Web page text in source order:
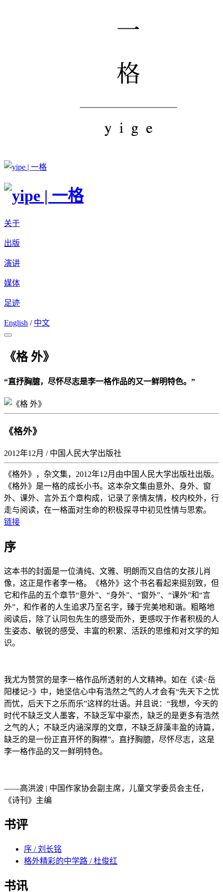
关于
出版
演讲
媒体
足迹
English / 中文
《格 外》
“直抒胸臆，尽怀尽志是李一格作品的又一鲜明特色。”
《格外》
2012年12月 / 中国人民大学出版社
《格外》，杂文集，2012年12月由中国人民大学出版社出版。
《格外》是一格的成长小书。这本杂文集由意外、身外、窗
外、课外、言外五个章构成，记录了亲情友情，校内校外，行
走与阅读，在一格面对生命的积极探寻中初见性情与思索。
链接
序
这本书的封面是一位清纯、文雅、明朗而又自信的女孩儿肖
像，这正是作者李一格。《格外》这个书名看起来挺别致，但
它和作品的五个章节“意外”、“身外”、“窗外”、“课外”和“言
外”，和作者的人生追求乃至名字，臻于完美地和谐。粗略地
阅读后，除了认同包先生的感受而外，更感叹于作者积极的人
生姿态、敏锐的感受、丰富的积累、活跃的思维和对文学的知
识。
我尤为赞赏的是李一格作品所透射的人文精神。如在《读<岳
阳楼记>》中，她坚信心中有浩然之气的人才会有“先天下之忧
而忧，后天下之乐而乐”这样的壮语。并且说：“我想，今天的
时代不缺乏文人墨客，不缺乏军中豪杰，缺乏的是更多有浩然
之气的人；不缺乏内涵深厚的文章，不缺乏辞藻丰盈的诗篇，
缺乏的是一份正直开怀的胸襟”。直抒胸臆，尽怀尽志，这是
李一格作品的又一鲜明特色。
——高洪波 | 中国作家协会副主席，儿童文学委员会主任，
《诗刊》主编
书评
序 / 刘长铭
格外精彩的中学路 / 杜俊红
书讯